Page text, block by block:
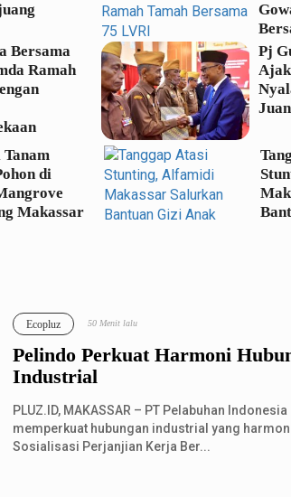
Bersama
Ramah
Pj
di
Makassar
Pelindo Perkuat Harmoni
Industrial
Ecopluz 50 Menit lalu
PLUZ.ID, MAKASSAR – PT Pelabuhan
memperkuat hubungan industrial yang
Sosialisasi Perjanjian Kerja Ber...